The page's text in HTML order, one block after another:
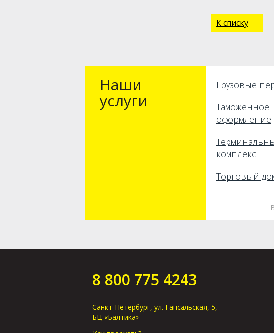
К списку
Наши
услуги
Грузовые
Таможенное
оформление
комплекс
Торговый
8 800 775 4243
Санкт-Петербург, ул. Гапсальская, 5,
БЦ «Балтика»